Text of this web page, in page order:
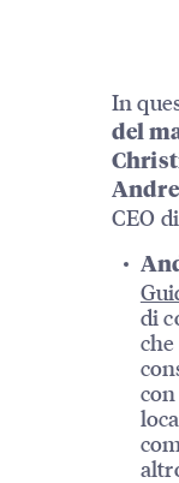
In
del
CEO
di